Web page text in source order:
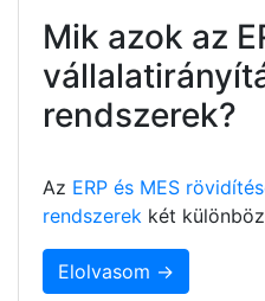
Mik azok az
rendszerek?
Az ERP és MES
rendszerek két
Elolvasom →